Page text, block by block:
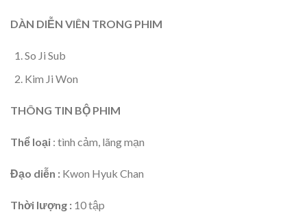
DÀN DIỄN VIÊN TRONG PHIM
So Ji Sub
Kim Ji Won
THÔNG TIN BỘ PHIM
Thể loại : tình cảm, lãng mạn
Đạo diễn : Kwon Hyuk Chan
Thời lượng : 10 tập